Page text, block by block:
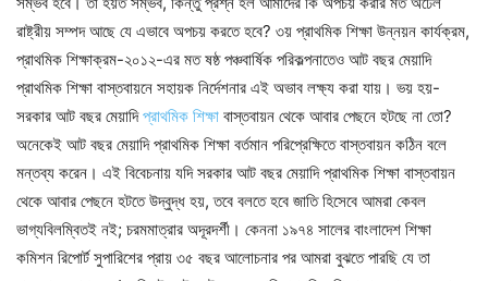
রাষ্ট্রীয় সম্পদ আছে যে এভাবে অপচয় করতে হবে? ৩য় প্রাথমিক শিক্ষা উন্নয়ন কার্যক্রম,
প্রাথমিক শিক্ষাক্রম-২০১২-এর মত ষষ্ঠ পঞ্চবার্ষিক পরিকল্পনাতেও আট বছর মেয়াদি
প্রাথমিক শিক্ষা বাস্তবায়নে সহায়ক নির্দেশনার এই অভাব লক্ষ্য করা যায়। ভয় হয়-
সরকার আট বছর মেয়াদিপ্রাথমিক শিক্ষা বাস্তবায়ন থেকে আবার পেছনে হটছে না তো?
অনেকেই আট বছর মেয়াদি প্রাথমিক শিক্ষা বর্তমান পরিপ্রেক্ষিতে বাস্তবায়ন কঠিন বলে
মন্তব্য করেন। এই বিবেচনায় যদি সরকার আট বছর মেয়াদি প্রাথমিক শিক্ষা বাস্তবায়ন
থেকে আবার পেছনে হটতে উদ্বুদ্ধ হয়, তবে বলতে হবে জাতি হিসেবে আমরা কেবল
ভাগ্যবিলম্বিতই নই; চরমমাত্রার অদূরদর্শী। কেননা ১৯৭৪ সালের বাংলাদেশ শিক্ষা
কমিশন রিপোর্ট সুপারিশের প্রায় ৩৫ বছর আলোচনার পর আমরা বুঝতে পারছি যে তা